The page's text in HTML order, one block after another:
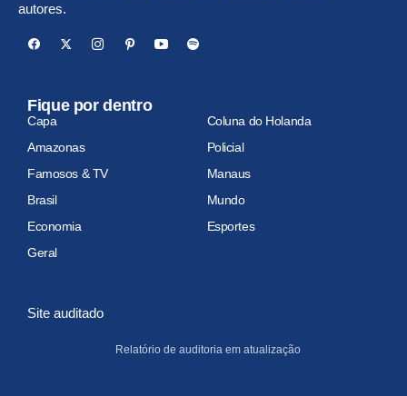
autores.
Fique por dentro
Capa
Coluna do Holanda
Amazonas
Policial
Famosos & TV
Manaus
Brasil
Mundo
Economia
Esportes
Geral
Site auditado
Relatório de auditoria em atualização